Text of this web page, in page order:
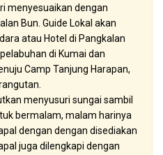
menyesuaikan dengan
Bun. Guide Lokal akan
atau Hotel di Pangkalan
di Kumai dan
Camp Tanjung Harapan,
menyusuri sungai sambil
bermalam, malam harinya
dengan dengan disediakan
juga dilengkapi dengan